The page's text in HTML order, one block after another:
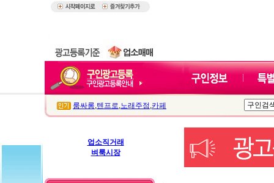
룸싸롱,텐프로,노래주점 ,카페
업소직거래
벼룩시장